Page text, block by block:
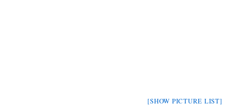
[SHOW PICTURE LIST]